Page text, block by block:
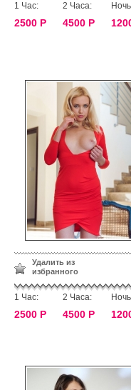
1 Час:
2500 Р
2 Часа:
4500 Р
Удалить из
избранного
1 Час:
2500 Р
2 Часа:
4500 Р